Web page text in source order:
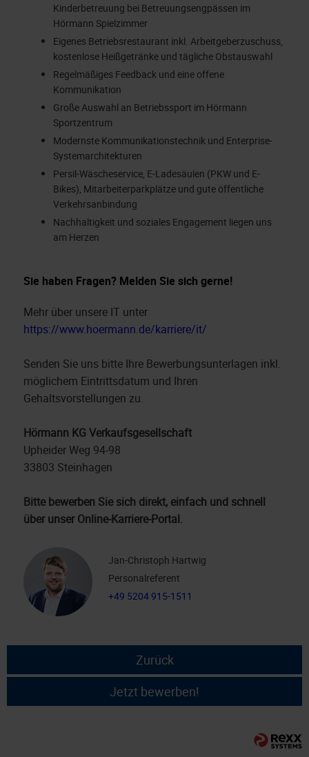
Kinderbetreuung bei Betreuungsengpässen im
Hörmann Spielzimmer
Eigenes Betriebsrestaurant inkl. Arbeitgeberzuschuss,
kostenlose Heißgetränke und tägliche Obstauswahl
Regelmäßiges Feedback und eine offene
Kommunikation
Große Auswahl an Betriebssport im Hörmann
Sportzentrum
Modernste Kommunikationstechnik und Enterprise-
Systemarchitekturen
Persil-Wäscheservice, E-Ladesäulen (PKW und E-
Bikes), Mitarbeiterparkplätze und gute öffentliche
Verkehrsanbindung
Nachhaltigkeit und soziales Engagement liegen uns
am Herzen
Sie haben Fragen? Melden Sie sich gerne!
Mehr über unsere IT unter
https://www.hoermann.de/karriere/it/
Senden Sie uns bitte Ihre Bewerbungsunterlagen inkl.
möglichem Eintrittsdatum und Ihren
Gehaltsvorstellungen zu.
Hörmann KG Verkaufsgesellschaft
Upheider Weg 94-98
33803 Steinhagen
Bitte bewerben Sie sich direkt, einfach und schnell
über unser Online-Karriere-Portal.
Jan-Christoph Hartwig
Personalreferent
+49 5204 915-1511
Zurück
Jetzt bewerben!